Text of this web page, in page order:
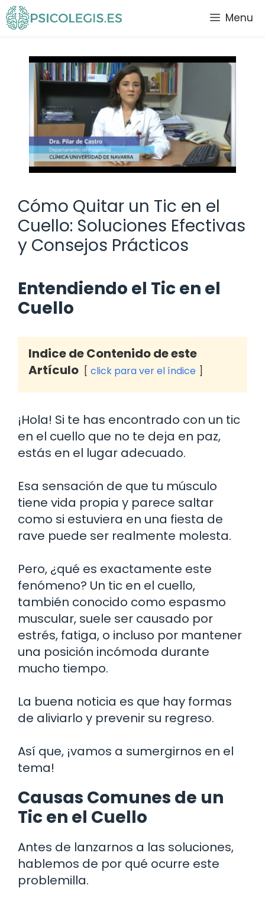
Saltar
al
Menu
Cómo Quitar un Tic en el
Cuello: Soluciones Efectivas
y Consejos Prácticos
Entendiendo el Tic en el
Cuello
Indice de Contenido de este
Artículo
click para ver el índice
¡Hola! Si te has encontrado con un tic
en el cuello que no te deja en paz,
estás en el lugar adecuado.
Esa sensación de que tu músculo
tiene vida propia y parece saltar
como si estuviera en una fiesta de
rave puede ser realmente molesta.
Pero, ¿qué es exactamente este
fenómeno? Un tic en el cuello,
también conocido como espasmo
muscular, suele ser causado por
estrés, fatiga, o incluso por mantener
una posición incómoda durante
mucho tiempo.
La buena noticia es que hay formas
de aliviarlo y prevenir su regreso.
Así que, ¡vamos a sumergirnos en el
tema!
Causas Comunes de un
Tic en el Cuello
Antes de lanzarnos a las soluciones,
hablemos de por qué ocurre este
problemilla.